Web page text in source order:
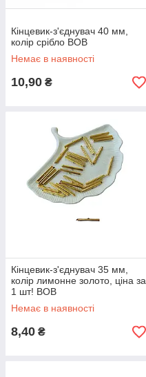
Кінцевик-з'єднувач 40 мм,
колір срібло ВОВ
Немає в наявності
10,90 ₴
Кінцевик-з'єднувач 35 мм,
колір лимонне золото, ціна за
1 шт! ВОВ
Немає в наявності
8,40 ₴